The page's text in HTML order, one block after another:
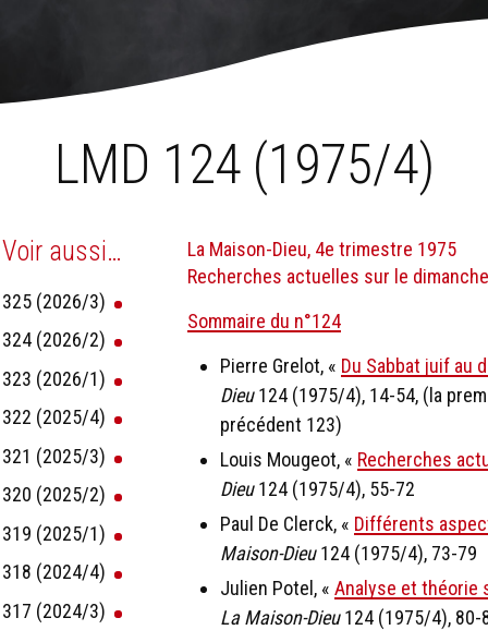
LMD 124 (1975/4)
Voir aussi…
325 (2026/3)
324 (2026/2)
323 (2026/1)
322 (2025/4)
321 (2025/3)
320 (2025/2)
319 (2025/1)
318 (2024/4)
317 (2024/3)
La Maison-Dieu, 4e trimestre 1975
Recherches actuelles sur le
Sommaire du n°124
Pierre Grelot, « Du Sabbat juif au
Dieu124 (1975/4), 14-54, (la
précédent 123)
Louis Mougeot, « Recherches
Dieu124 (1975/4), 55-72
Paul De Clerck, « Différents
Maison-Dieu124 (1975/4), 73-79
Julien Potel, « Analyse et théorie
La Maison-Dieu124 (1975/4), 80-